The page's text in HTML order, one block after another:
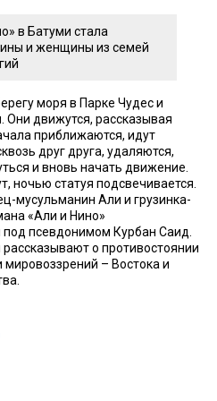
в Батуми стала
и женщины из семей
моря в Парке Чудес и
движутся, рассказывая
приближаются, идут
друг друга, удаляются,
и вновь начать движение.
ночью статуя подсвечивается.
мусульманин Али и грузинка-
«Али и Нино»
псевдонимом Курбан Саид.
о противостоянии
мировоззрений – Востока и